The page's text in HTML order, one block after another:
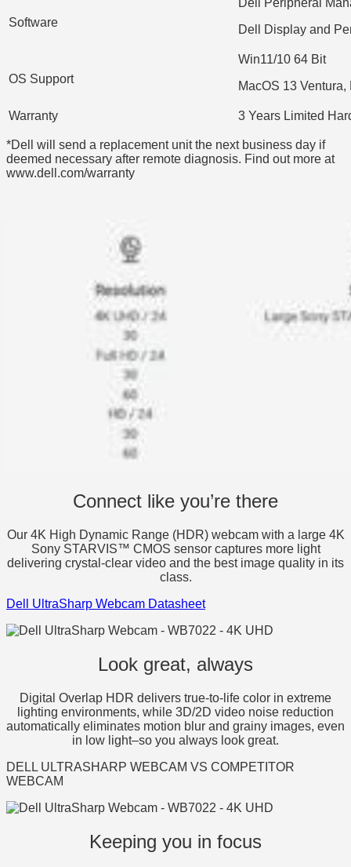
Software
Dell Peripheral
Dell Display and
OS Support
Win11/10 64 Bit
MacOS 13
Warranty 3 Years Limited
*Dell will send a replacement unit the next business day if
deemed necessary after remote diagnosis. Find out more at
www.dell.com/warranty
Connect like you’re there
Our 4K High Dynamic Range (HDR) webcam with a large 4K
Sony STARVIS™ CMOS sensor captures more light
delivering crystal-clear video and the best image quality in its
class.
Dell UltraSharp Webcam Datasheet
Look great, always
Digital Overlap HDR delivers true-to-life color in extreme
lighting environments, while 3D/2D video noise reduction
automatically eliminates motion blur and grainy images, even
in low light–so you always look great.
DELL ULTRASHARP WEBCAM VS COMPETITOR
WEBCAM
Keeping you in focus